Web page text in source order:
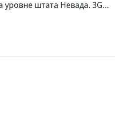
штата Невада. 3G…